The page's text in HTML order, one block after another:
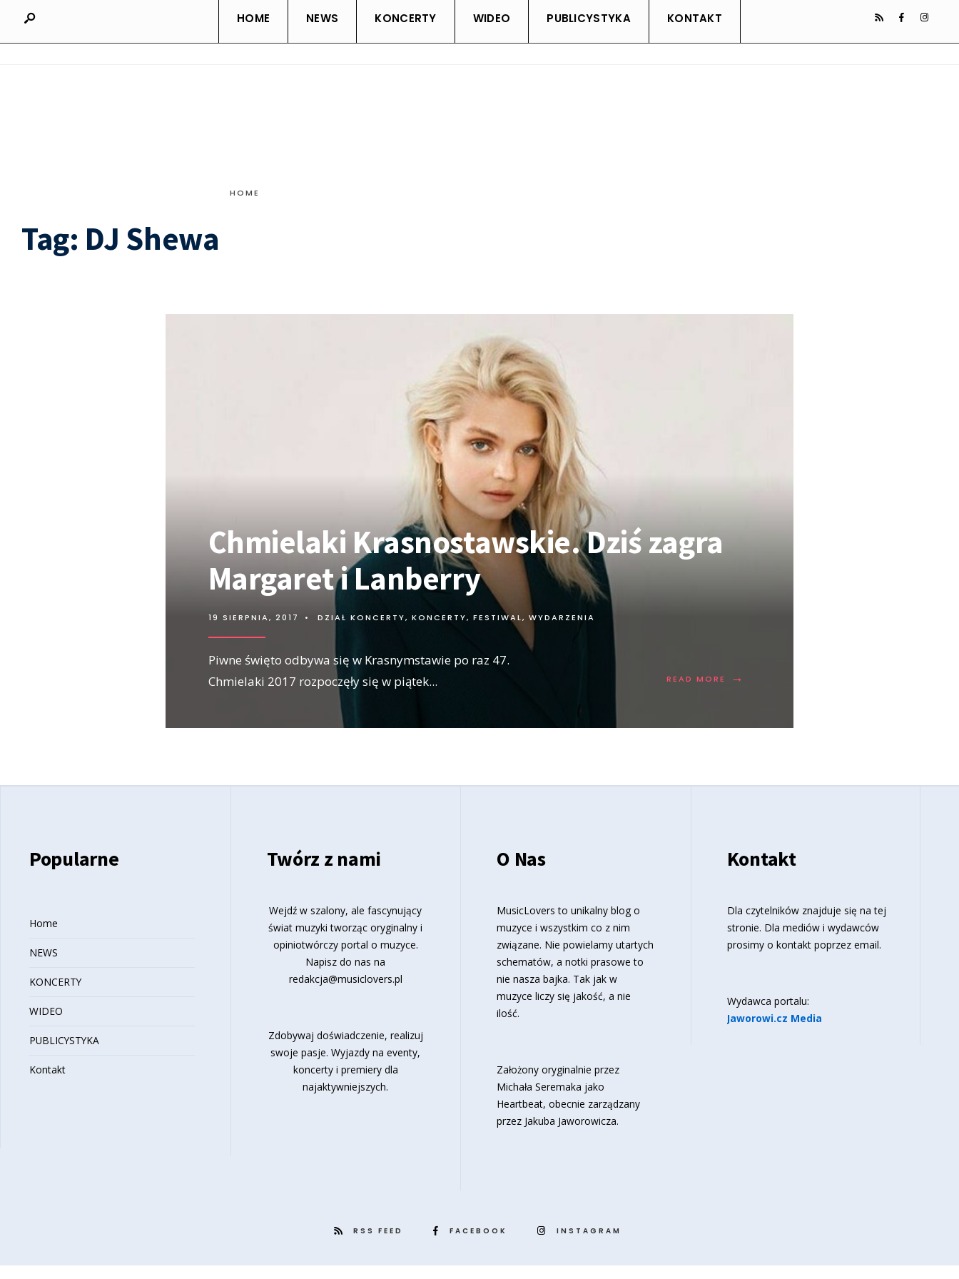
HOME NEWS KONCERTY WIDEO PUBLICYSTYKA KONTAKT
HOME
Tag: DJ Shewa
Chmielaki Krasnostawskie. Dziś zagra
Margaret i Lanberry
19 SIERPNIA, 2017 • DZIAŁ KONCERTY, KONCERTY, FESTIWAL, WYDARZENIA
Piwne święto odbywa się w Krasnymstawie po raz 47.
Chmielaki 2017 rozpoczęły się w piątek... READ MORE →
Popularne
Home
NEWS
KONCERTY
WIDEO
PUBLICYSTYKA
Kontakt
Twórz z nami
Wejdź w szalony, ale fascynujący
świat muzyki tworząc oryginalny i
opiniotwórczy portal o muzyce.
Napisz do nas na
redakcja@musiclovers.pl
Zdobywaj doświadczenie, realizuj
swoje pasje. Wyjazdy na eventy,
koncerty i premiery dla
najaktywniejszych.
O Nas
MusicLovers to unikalny blog o
muzyce i wszystkim co z nim
związane. Nie powielamy utartych
schematów, a notki prasowe to
nie nasza bajka. Tak jak w
muzyce liczy się jakość, a nie
ilość.
Założony oryginalnie przez
Michała Seremaka jako
Heartbeat, obecnie zarządzany
przez Jakuba Jaworowicza.
Kontakt
Dla czytelników znajduje się na tej
stronie. Dla mediów i wydawców
prosimy o kontakt poprzez email.
Wydawca portalu:
Jaworowi.cz Media
RSS FEED FACEBOOK INSTAGRAM